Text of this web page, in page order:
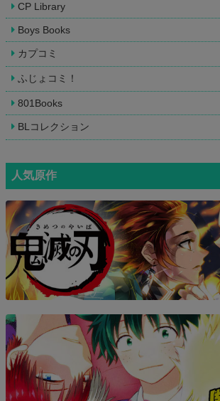
CP Library
Boys Books
カプコミ
ふじょコミ！
801Books
BLコレクション
人気原作